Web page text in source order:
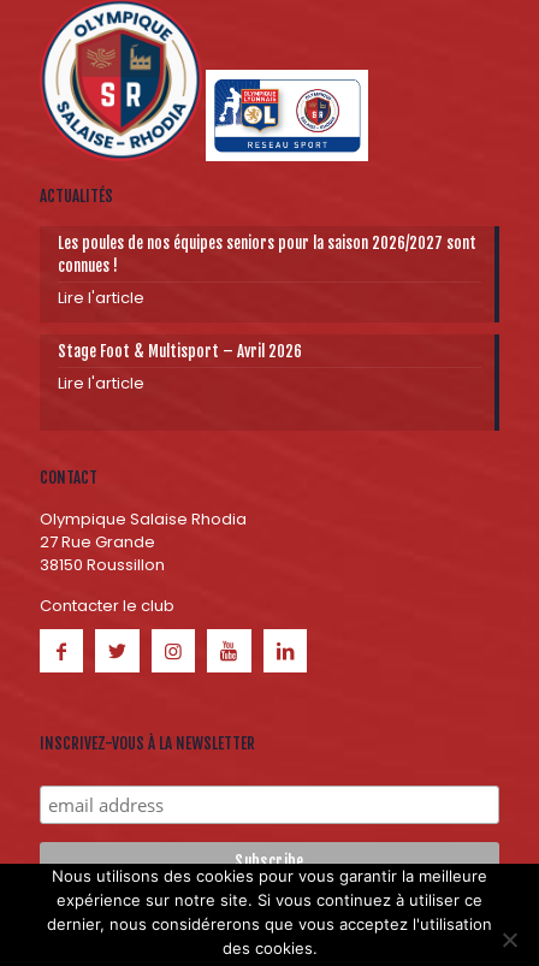
ACTUALITÉS
Les poules de nos équipes seniors pour la saison 2026/2027 sont
connues !
Lire l'article
Stage Foot & Multisport – Avril 2026
Lire l'article
CONTACT
Olympique Salaise Rhodia
27 Rue Grande
38150 Roussillon
Contacter le club
INSCRIVEZ-VOUS À LA NEWSLETTER
Création du site internet : Hokana Communication et
Nous utilisons des cookies pour vous garantir la meilleure
expérience sur notre site. Si vous continuez à utiliser ce
dernier, nous considérerons que vous acceptez l'utilisation
des cookies.